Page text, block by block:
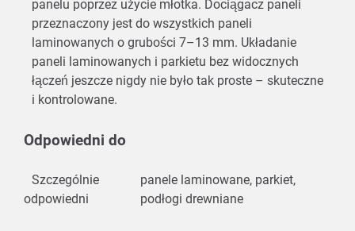
panelu poprzez użycie młotka. Dociągacz paneli
przeznaczony jest do wszystkich paneli
laminowanych o grubości 7–13 mm. Układanie
paneli laminowanych i parkietu bez widocznych
łączeń jeszcze nigdy nie było tak proste – skuteczne
i kontrolowane.
Odpowiedni do
Szczególnie
odpowiedni
panele laminowane, parkiet,
podłogi drewniane